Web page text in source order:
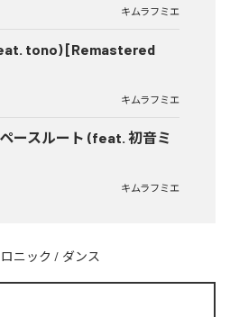
キムラフミエ
tono) [Remastered
キムラフミエ
ースルート (feat. 初音ミ
キムラフミエ
ニック / ダンス